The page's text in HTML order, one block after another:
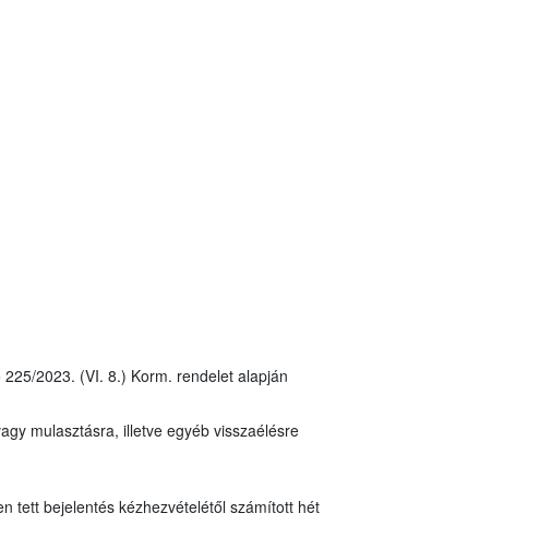
2023. (VI. 8.) Korm. rendelet alapján
mulasztásra, illetve egyéb visszaélésre
tett bejelentés kézhezvételétől számított hét